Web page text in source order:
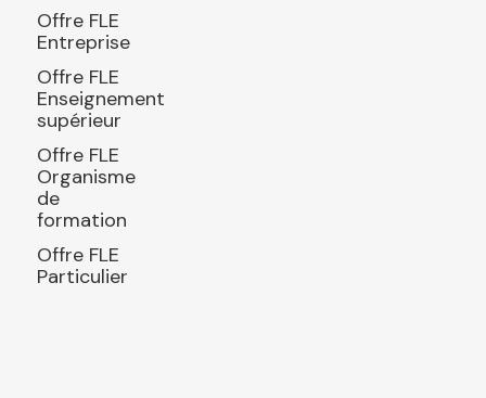
Offre FLE
Entreprise
Offre FLE
Enseignement
supérieur
Offre FLE
Organisme
de
formation
Offre FLE
Particulier